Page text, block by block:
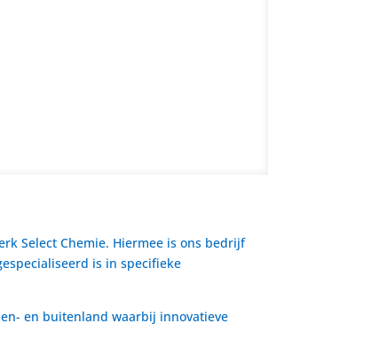
Select Chemie. Hiermee is ons bedrijf
is in specifieke
en buitenland waarbij innovatieve